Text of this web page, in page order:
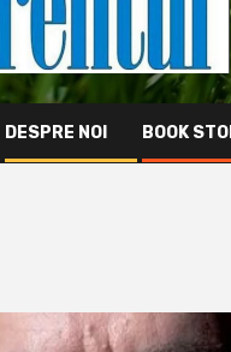
DESPRE NOI BOOK